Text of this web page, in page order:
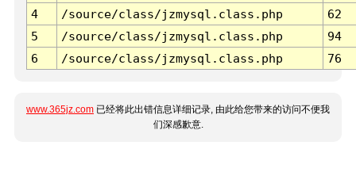
4
/source/class/jzmysql.class.php
62
5
/source/class/jzmysql.class.php
94
6
/source/class/jzmysql.class.php 76
www.365jz.com 已经将此出错信息详细记录, 由此给您带来的访问不便我
们深感歉意.